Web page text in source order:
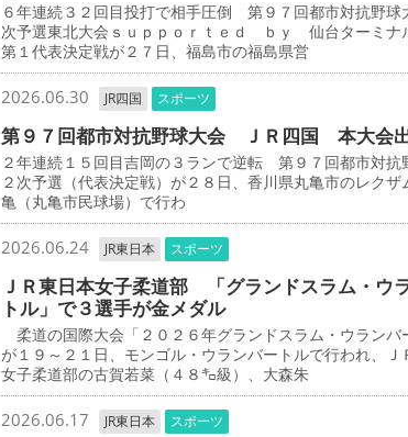
６年連続３２回目投打で相手圧倒 第９７回都市対抗野球
次予選東北大会ｓｕｐｐｏｒｔｅｄ ｂｙ 仙台ターミナ
第１代表決定戦が２７日、福島市の福島県営
2026.06.30 JR四国 スポーツ
第９７回都市対抗野球大会 ＪＲ四国 本大会
２年連続１５回目吉岡の３ランで逆転 第９７回都市対抗
２次予選（代表決定戦）が２８日、香川県丸亀市のレク
亀（丸亀市民球場）で行わ
2026.06.24 JR東日本 スポーツ
ＪＲ東日本女子柔道部 「グランドスラム・ウ
トル」で３選手が金メダル
柔道の国際大会「２０２６年グランドスラム・ウランバ
が１９～２１日、モンゴル・ウランバートルで行われ、Ｊ
女子柔道部の古賀若菜（４８㌔級）、大森朱
2026.06.17 JR東日本 スポーツ